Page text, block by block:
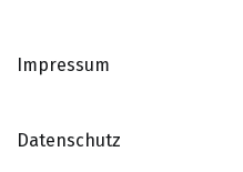
Impressum
Datenschutz